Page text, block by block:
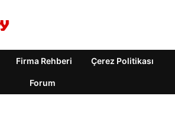
Firma Rehberi Çerez Politikası
Forum